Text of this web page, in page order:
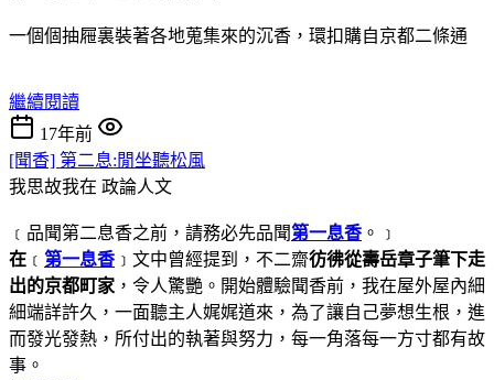
一個個抽屜裏裝著各地蒐集來的沉香，環扣購自京都二條通
繼續閱讀
17年前
[聞香] 第二息:閒坐聽松風
我思故我在 政論人文
﹝品聞第二息香之前，請務必先品聞第一息香 。﹞
在 ﹝ 第一息香 ﹞文中曾經提到，不二齋彷彿從壽岳章子筆下走
出的京都町家 ，令人驚艷。開始體驗聞香前，我在屋外屋內細
細端詳許久，一面聽主人娓娓道來，為了讓自己夢想生根，進
而發光發熱，所付出的執著與努力，每一角落每一方寸都有故
事。